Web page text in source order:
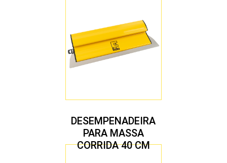
DESEMPENADEIRA
PARA MASSA
CORRIDA 40 CM